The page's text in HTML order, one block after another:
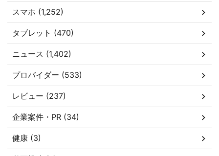
スマホ (1,252)
タブレット (470)
ニュース (1,402)
プロバイダー (533)
レビュー (237)
企業案件・PR (34)
健康 (3)